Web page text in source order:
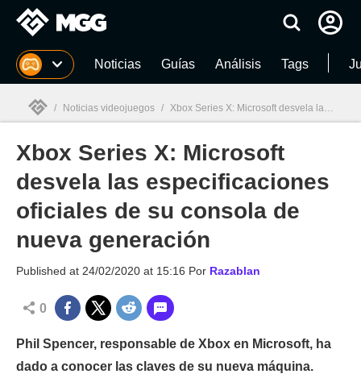
MGG Noticias Guías Análisis Tags
MGG
/ Noticias videojuegos / Xbox Series X: Microsoft desvela las especificaciones oficiales de su consola de nueva generación
Xbox Series X: Microsoft
desvela las especificaciones
oficiales de su consola de
nueva generación
Published at 24/02/2020 at 15:16 Por Razablan
0
Phil Spencer, responsable de Xbox en Microsoft, ha
dado a conocer las claves de su nueva máquina.